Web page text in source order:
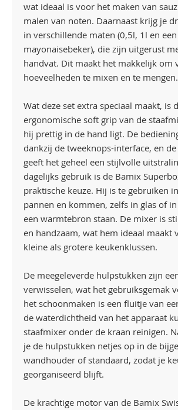
wat ideaal is voor het maken van
malen van noten. Daarnaast krijg je
in verschillende maten (0,5l, 1l en
mayonaisebeker), die zijn uitgerust
handvat. Dit maakt het makkelijk om
hoeveelheden te mixen en te mengen.
Wat deze set extra speciaal maakt, is
ergonomische soft grip van de
hij prettig in de hand ligt. De
dankzij de tweeknops-interface, en
geeft het geheel een stijlvolle
dagelijks gebruik is de Bamix
praktische keuze. Hij is te gebruiken
pannen en kommen, zelfs in glas of
een warmtebron staan. De mixer is
en handzaam, wat hem ideaal maakt
kleine als grotere keukenklussen.
De meegeleverde hulpstukken zijn
verwisselen, wat het gebruiksgemak
het schoonmaken is een fluitje van
de waterdichtheid van het apparaat
staafmixer onder de kraan reinigen.
je de hulpstukken netjes op in de
wandhouder of standaard, zodat je
georganiseerd blijft.
De krachtige motor van de Bamix